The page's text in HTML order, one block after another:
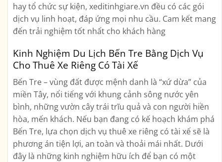
hay tổ chức sự kiện, xeditinhgiare.vn đều có các gói
dịch vụ linh hoạt, đáp ứng mọi nhu cầu. Cam kết mang
đến trải nghiệm tốt nhất cho khách hàng
Kinh Nghiệm Du Lịch Bến Tre Bằng Dịch Vụ
Cho Thuê Xe Riêng Có Tài Xế
Bến Tre – vùng đất được mệnh danh là “xứ dừa” của
miền Tây, nổi tiếng với khung cảnh sông nước yên
bình, những vườn cây trái trĩu quả và con người hiền
hòa, mến khách. Nếu bạn đang có kế hoạch khám phá
Bến Tre, lựa chọn dịch vụ thuê xe riêng có tài xế sẽ là
phương án tiện lợi, an toàn và thoải mái nhất. Dưới
đây là những kinh nghiệm hữu ích để bạn có một